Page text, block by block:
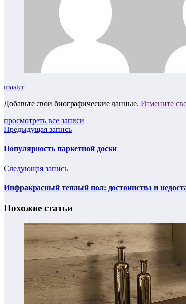
master
Добавьте свои биографические данные. Измените
просмотреть все записи
Предыдущая запись
Популярность паркетной доски
Следующая запись
Инфракрасный теплый пол: достоинства и
Похожие статьи